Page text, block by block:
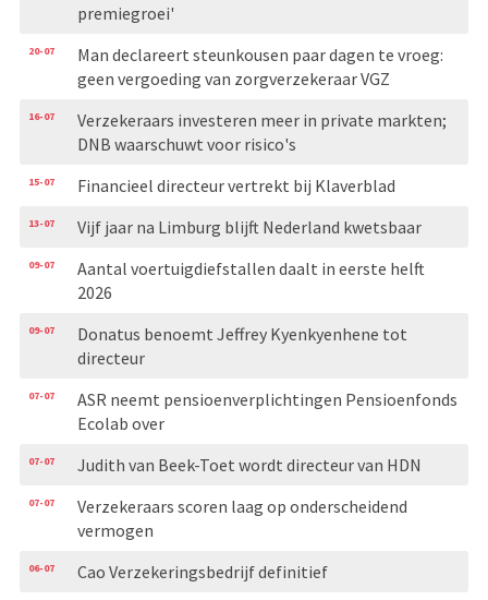
premiegroei'
20-07
Man declareert steunkousen paar dagen te vroeg:
geen vergoeding van zorgverzekeraar VGZ
16-07
Verzekeraars investeren meer in private markten;
DNB waarschuwt voor risico's
15-07 Financieel directeur vertrekt bij Klaverblad
13-07 Vijf jaar na Limburg blijft Nederland kwetsbaar
09-07
Aantal voertuigdiefstallen daalt in eerste helft
2026
09-07
Donatus benoemt Jeffrey Kyenkyenhene tot
directeur
07-07
ASR neemt pensioenverplichtingen Pensioenfonds
Ecolab over
07-07 Judith van Beek-Toet wordt directeur van HDN
07-07
Verzekeraars scoren laag op onderscheidend
vermogen
06-07 Cao Verzekeringsbedrijf definitief